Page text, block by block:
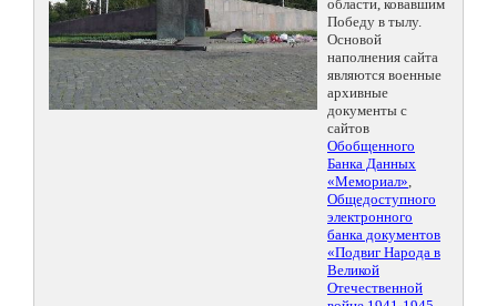
области, ковавшим
Победу в тылу.
Основой
наполнения сайта
являются военные
архивные
документы с
сайтов
Обобщенного
Банка Данных
«Мемориал»,
Общедоступного
электронного
банка документов
«Подвиг Народа в
Великой
Отечественной